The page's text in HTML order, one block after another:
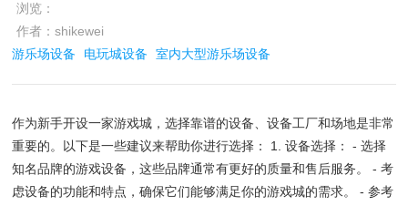
浏览：
作者：shikewei
游乐场设备
电玩城设备 室内大型游乐场设备
作为新手开设一家游戏城，选择靠谱的设备、设备工厂和场地是非常
重要的。以下是一些建议来帮助你进行选择： 1. 设备选择： - 选择
知名品牌的游戏设备，这些品牌通常有更好的质量和售后服务。 - 考
虑设备的功能和特点，确保它们能够满足你的游戏城的需求。 - 参考